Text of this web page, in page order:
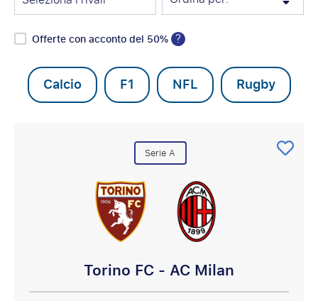
Offerte con acconto del 50% ?
Calcio F1 NFL Rugby
Serie A
Torino FC - AC Milan